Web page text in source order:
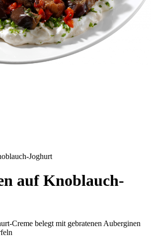
auf Knoblauch-
Creme belegt mit gebratenen Auberginen